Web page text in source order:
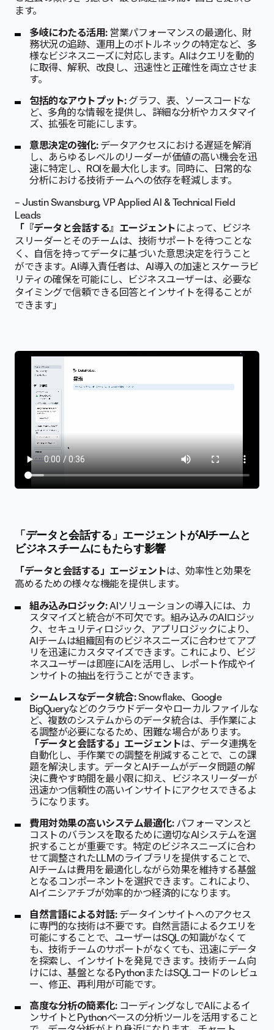
ます。
多岐にわたる活用:営業パフォーマンスの最適化、財
務状況の追跡、運用上のボトルネックの特定など、多
様なビジネスニーズに対応します。AIはクエリを動的
に取得、解釈、改良し、迅速性と正確性を両立させま
す。
包括的なアウトプット:グラフ、表、ソースコードな
ど、多角的な情報を提供し、詳細な分析やカスタマイ
ズ、拡張を可能にします。
意思決定の強化:データアクセスにおける遅延を解消
し、あらゆるレベルのリーダーが価値の高い機会を迅
速に特定し、ROIを最大化します。同時に、日常的な
分析における技術チームへの依存を軽減します。
– Justin Swansburg, VP Applied AI & Technical Field
Leads
「『データと会話する』エージェント によって、ビジネ
スリーダーとそのチームは、技術サポートを待つことな
く、自信を持ってデータに基づいた意思決定を行うこと
ができます。AI導入責任者は、AI導入の加速とスケーラビ
リティの確保を可能にし、ビジネスユーザーは、必要な
タイミングで信頼できる回答とインサイトを得ることが
できます」
「データと会話する」エージェントがAIチームと
ビジネスチームにもたらす影響
「データと会話する」エージェントは、効率性と効果を
高めるための様々な機能を提供します。
組み込みロジック:AIソリューションの導入には、カ
スタマイズと統合が不可欠です。組み込みのAIロジッ
ク、セキュリティロジック、アプリロジックにより、
AIチームは組織固有のビジネスニーズに合わせてアプ
リを迅速にカスタマイズできます。これにより、ビジ
ネスユーザーは即座にAIを活用し、レポート作成やイ
ンサイトの抽出を行うことができます。
シームレスなデータ統合:Snowflake、Google
BigQueryなどのクラウドデータやローカルファイルな
ど、複数のシステムからのデータ統合は、手作業によ
る調整が必要になるため、困難な場合があります。
「データと会話する」エージェントは、データ連携を
自動化し、手作業での調整を削減することで、この課
題を解決します。データとAIチームがデータ問題の解
決に費やす時間を最小限に抑え、ビジネスリーダーが
迅速かつ信頼性の高いインサイトにアクセスできるよ
うになります。
費用対効果の高いシステム最適化:パフォーマンスと
コストのバランスを取るために適切なAIシステムを選
択することが重要です。特定のビジネスニーズに合わ
せて調整されたLLMのライブラリを提供することで、
AIチームは費用を最適化しながら効果を維持する基盤
となるコンポーネントを選択できます。これにより、
AIイニシアチブが効率的かつ経済的になります。
自然言語による対話:データインサイトへのアクセス
に専門的な技術は不要です。自然言語によるクエリを
可能にすることで、ユーザーはSQLの知識がなくて
も、技術チームのサポートがなくても、迅速にデータ
を探索し、インサイトを発見できます。技術チーム向
けには、基盤となるPythonまたはSQLコードのレビュ
ー、修正、再利用が可能です。
高度な分析の簡素化:コーディングなしでAIによるイ
ンサイトとPythonベースの分析ツールを活用すること